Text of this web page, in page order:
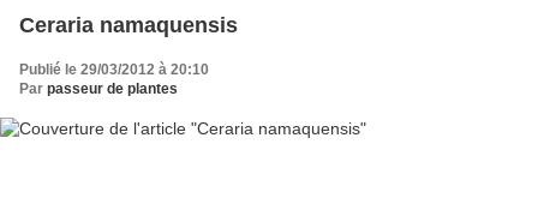
Ceraria namaquensis
Publié le 29/03/2012 à 20:10
Par passeur de plantes